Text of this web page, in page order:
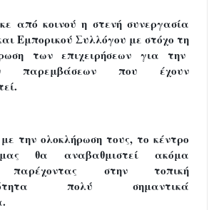
από κοινού η στενή συνεργασία
Εμπορικού Συλλόγου με στόχο τη
των επιχειρήσεων για την
παρεμβάσεων που έχουν
την ολοκλήρωση τους, το κέντρο
θα αναβαθμιστεί ακόμα
παρέχοντας στην τοπική
πολύ σημαντικά